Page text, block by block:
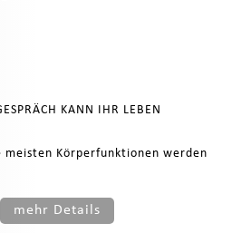
KANN IHR LEBEN
meisten Körperfunktionen werden
mehr Details